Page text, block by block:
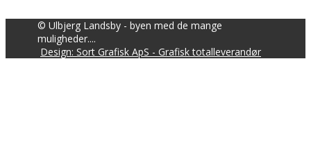
© Ulbjerg Landsby - byen med de mange
muligheder....
Design: Sort Grafisk ApS - Grafisk totalleverandør